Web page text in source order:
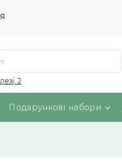
2
Подарункові набори